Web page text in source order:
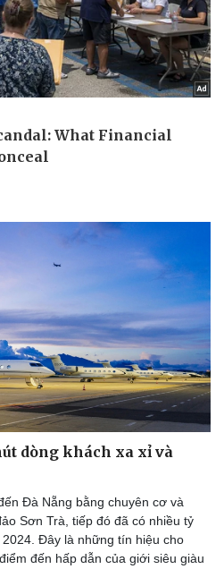
Công nghệ
Sành điệu
Tin Công nghệ
Trải nghiệm
dòng khách xa xỉ và
Đà Nẵng bằng chuyên cơ và
Sơn Trà, tiếp đó đã có nhiều tỷ
Đây là những tín hiệu cho
đến hấp dẫn của giới siêu giàu